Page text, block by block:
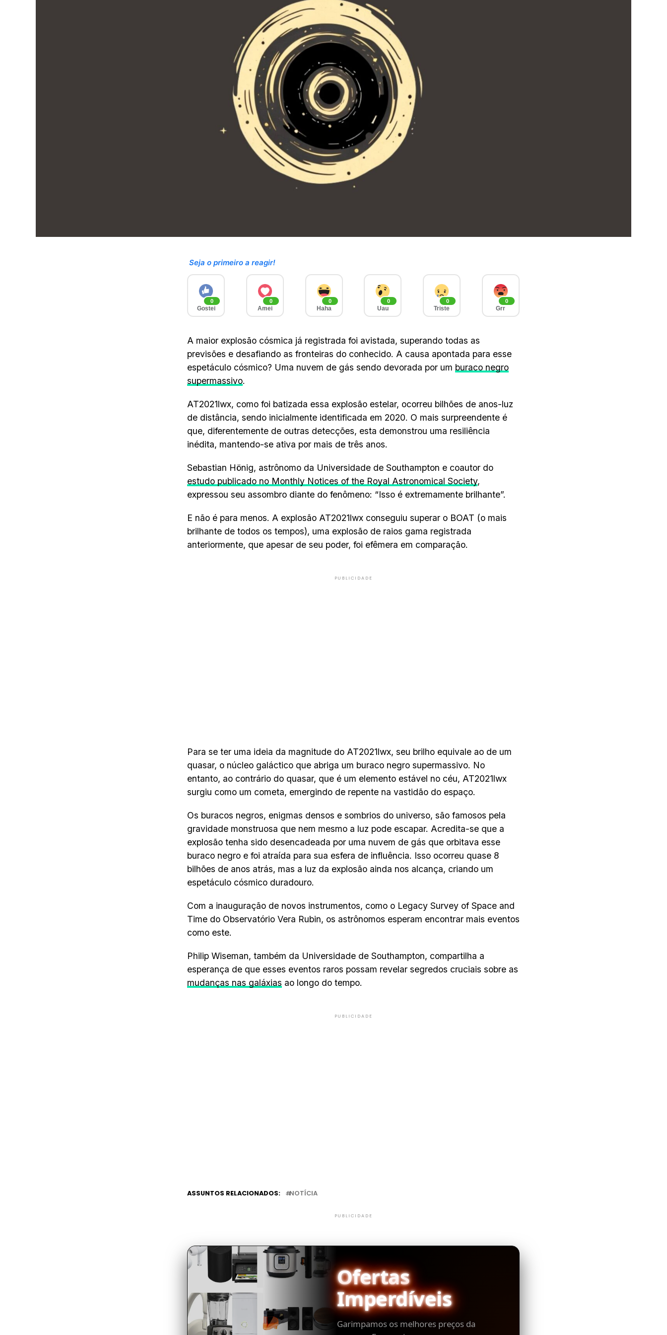
Seja o primeiro a reagir!
0
Gostei
0
Amei
0
Haha
0
Uau
0
Triste
0
Grr
A maior explosão cósmica já registrada foi avistada, superando todas as
previsões e desafiando as fronteiras do conhecido. A causa apontada para esse
espetáculo cósmico? Uma nuvem de gás sendo devorada por um buraco negro
supermassivo.
AT2021lwx, como foi batizada essa explosão estelar, ocorreu bilhões de anos-luz
de distância, sendo inicialmente identificada em 2020. O mais surpreendente é
que, diferentemente de outras detecções, esta demonstrou uma resiliência
inédita, mantendo-se ativa por mais de três anos.
Sebastian Hönig, astrônomo da Universidade de Southampton e coautor do
estudo publicado no Monthly Notices of the Royal Astronomical Society,
expressou seu assombro diante do fenômeno: “Isso é extremamente brilhante”.
E não é para menos. A explosão AT2021lwx conseguiu superar o BOAT (o mais
brilhante de todos os tempos), uma explosão de raios gama registrada
anteriormente, que apesar de seu poder, foi efêmera em comparação.
PUBLICIDADE
Para se ter uma ideia da magnitude do AT2021lwx, seu brilho equivale ao de um
quasar, o núcleo galáctico que abriga um buraco negro supermassivo. No
entanto, ao contrário do quasar, que é um elemento estável no céu, AT2021lwx
surgiu como um cometa, emergindo de repente na vastidão do espaço.
Os buracos negros, enigmas densos e sombrios do universo, são famosos pela
gravidade monstruosa que nem mesmo a luz pode escapar. Acredita-se que a
explosão tenha sido desencadeada por uma nuvem de gás que orbitava esse
buraco negro e foi atraída para sua esfera de influência. Isso ocorreu quase 8
bilhões de anos atrás, mas a luz da explosão ainda nos alcança, criando um
espetáculo cósmico duradouro.
Com a inauguração de novos instrumentos, como o Legacy Survey of Space and
Time do Observatório Vera Rubin, os astrônomos esperam encontrar mais eventos
como este.
Philip Wiseman, também da Universidade de Southampton, compartilha a
esperança de que esses eventos raros possam revelar segredos cruciais sobre as
mudanças nas galáxias ao longo do tempo.
PUBLICIDADE
ASSUNTOS RELACIONADOS: NOTÍCIA
PUBLICIDADE
Ofertas
Imperdíveis
Garimpamos os melhores preços da